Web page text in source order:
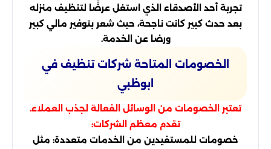
تجربة أحد الأصدقاء الذي استغل عرضًا لتنظيف منزله
بعد حدث كبير كانت ناجحة، حيث شعر بتوفير مالي كبير
ورضا عن الخدمة.
الخصومات المتاحة شركات تنظيف في
ابوظبي
تعتبر الخصومات من الوسائل الفعالة لجذب العملاء.
تقدم معظم الشركات:
خصومات للمستفيدين من الخدمات متعددة: مثل